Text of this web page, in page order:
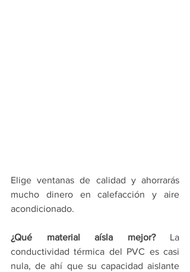
Elige ventanas de calidad y ahorrarás
mucho dinero en calefacción y aire
acondicionado.
¿Qué material aísla mejor? La
conductividad térmica del PVC es casi
nula, de ahí que su capacidad aislante